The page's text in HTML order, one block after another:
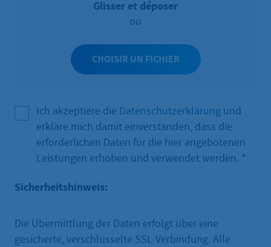
Glisser et déposer
ou
CHOISIR UN FICHIER
Ich akzeptiere die Datenschutzerklärung und
erkläre mich damit einverstanden, dass die
erforderlichen Daten für die hier angebotenen
Leistungen erhoben und verwendet werden. *
Sicherheitshinweis:
Die Übermittlung der Daten erfolgt über eine
gesicherte, verschlüsselte SSL-Verbindung. Alle